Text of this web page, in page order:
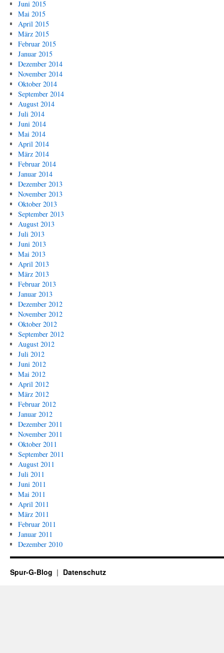
Juni 2015
Mai 2015
April 2015
März 2015
Februar 2015
Januar 2015
Dezember 2014
November 2014
Oktober 2014
September 2014
August 2014
Juli 2014
Juni 2014
Mai 2014
April 2014
März 2014
Februar 2014
Januar 2014
Dezember 2013
November 2013
Oktober 2013
September 2013
August 2013
Juli 2013
Juni 2013
Mai 2013
April 2013
März 2013
Februar 2013
Januar 2013
Dezember 2012
November 2012
Oktober 2012
September 2012
August 2012
Juli 2012
Juni 2012
Mai 2012
April 2012
März 2012
Februar 2012
Januar 2012
Dezember 2011
November 2011
Oktober 2011
September 2011
August 2011
Juli 2011
Juni 2011
Mai 2011
April 2011
März 2011
Februar 2011
Januar 2011
Dezember 2010
Spur-G-Blog Datenschutz